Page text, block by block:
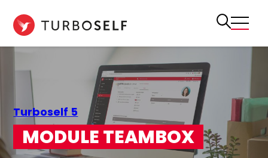
contenu
Turboself 5
MODULE TEAMBOX